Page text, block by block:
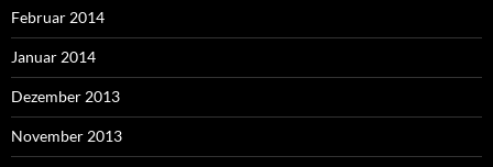
Februar 2014
Januar 2014
Dezember 2013
November 2013